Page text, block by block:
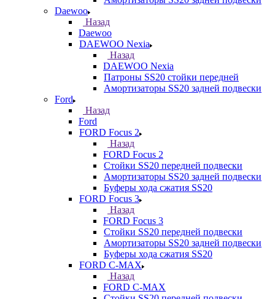
Daewoo
Назад
Daewoo
DAEWOO Nexia
Назад
DAEWOO Nexia
Патроны SS20 стойки передней
Амортизаторы SS20 задней подвески
Ford
Назад
Ford
FORD Focus 2
Назад
FORD Focus 2
Стойки SS20 передней подвески
Амортизаторы SS20 задней подвески
Буферы хода сжатия SS20
FORD Focus 3
Назад
FORD Focus 3
Стойки SS20 передней подвески
Амортизаторы SS20 задней подвески
Буферы хода сжатия SS20
FORD С-MAX
Назад
FORD С-MAX